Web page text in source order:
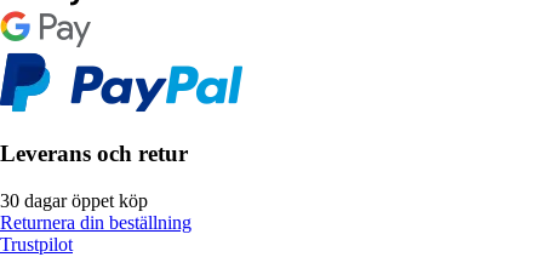
Leverans och retur
30 dagar öppet köp
Returnera din beställning
Trustpilot